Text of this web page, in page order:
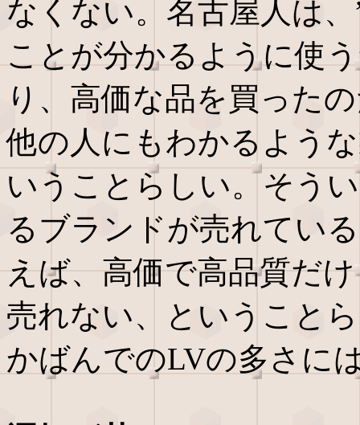
なくない。名古屋人は
ことが分かるように使
り、高価な品を買った
他の人にもわかるよう
いうことらしい。そう
るブランドが売れてい
えば、高価で高品質だ
売れない、ということ
かばんでのLVの多さに